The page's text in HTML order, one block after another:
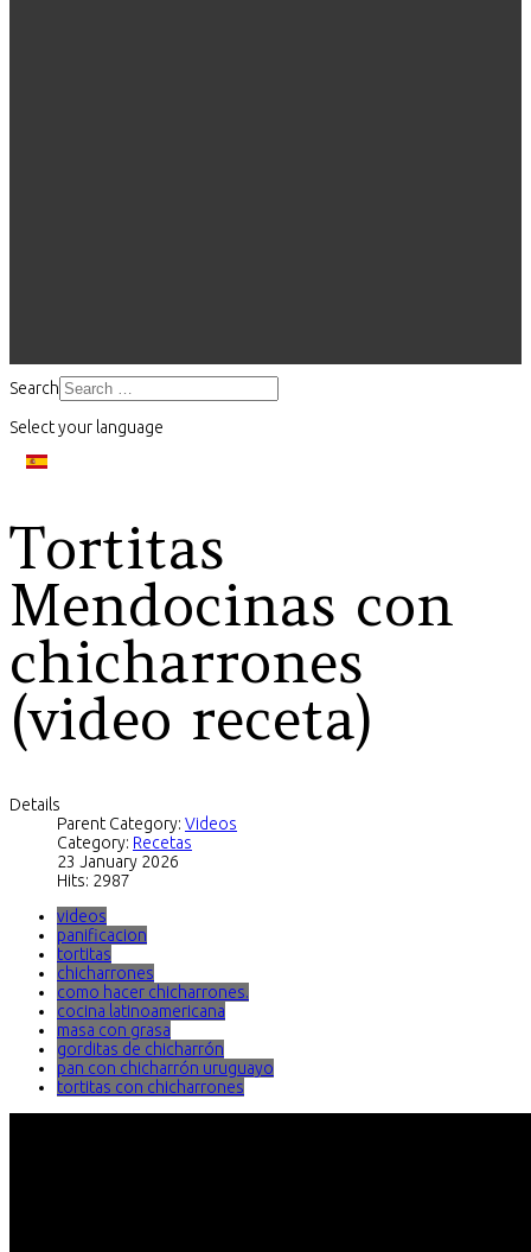
Search
Select your language
Tortitas
Mendocinas con
chicharrones
(video receta)
Details
Parent Category: Videos
Category: Recetas
23 January 2026
Hits: 2987
videos
panificacion
tortitas
chicharrones
como hacer chicharrones.
cocina latinoamericana
masa con grasa
gorditas de chicharrón
pan con chicharrón uruguayo
tortitas con chicharrones